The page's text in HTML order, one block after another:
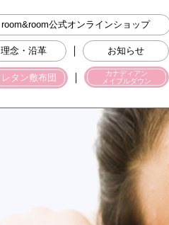
room&room公式オンラインショップ
理念・沿革 ｜ お知らせ
レタン敷布団 ｜
カナディアン
メイプルダウン